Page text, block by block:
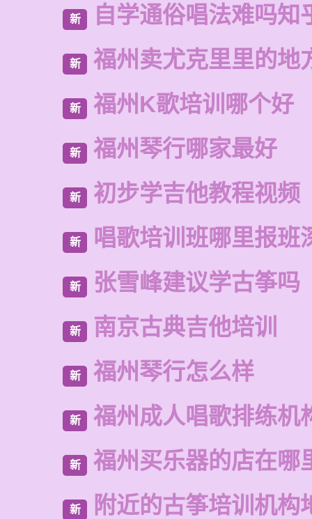
新 自学通俗唱法难吗知
新 福州卖尤克里里的地
新 福州K歌培训哪个好
新 福州琴行哪家最好
新 初步学吉他教程视频
新 唱歌培训班哪里报班
新 张雪峰建议学古筝吗
新 南京古典吉他培训
新 福州琴行怎么样
新 福州成人唱歌排练机
新 福州买乐器的店在哪
新 附近的古筝培训机构